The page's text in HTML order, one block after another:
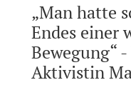
„Man hatte
Endes einer
Bewegung“
Aktivistin